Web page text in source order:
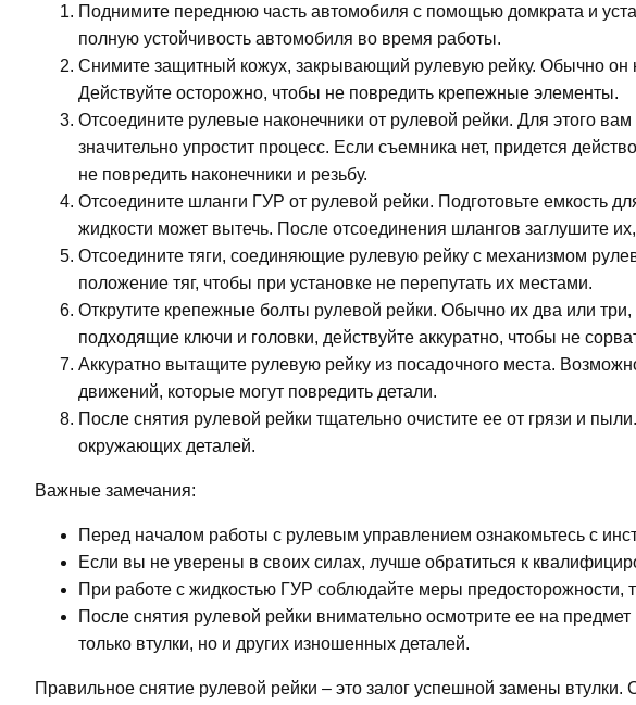
Поднимите переднюю часть автомобиля с помощью домкрата и
полную устойчивость автомобиля во время работы.
Снимите защитный кожух, закрывающий рулевую рейку. Обычно он
Действуйте осторожно, чтобы не повредить крепежные элементы.
Отсоедините рулевые наконечники от рулевой рейки. Для этого
значительно упростит процесс. Если съемника нет, придется
не повредить наконечники и резьбу.
Отсоедините шланги ГУР от рулевой рейки. Подготовьте емкость
жидкости может вытечь. После отсоединения шлангов заглушите
Отсоедините тяги, соединяющие рулевую рейку с механизмом
положение тяг, чтобы при установке не перепутать их местами.
Открутите крепежные болты рулевой рейки. Обычно их два или
подходящие ключи и головки, действуйте аккуратно, чтобы не
Аккуратно вытащите рулевую рейку из посадочного места.
движений, которые могут повредить детали.
После снятия рулевой рейки тщательно очистите ее от грязи и
окружающих деталей.
Важные замечания:
Перед началом работы с рулевым управлением ознакомьтесь с
Если вы не уверены в своих силах, лучше обратиться к
При работе с жидкостью ГУР соблюдайте меры предосторожности,
После снятия рулевой рейки внимательно осмотрите ее на
только втулки, но и других изношенных деталей.
Правильное снятие рулевой рейки – это залог успешной замены втулки.